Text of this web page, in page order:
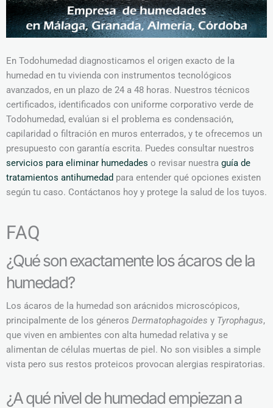
En Todohumedad diagnosticamos el origen exacto de la
humedad en tu vivienda con instrumentos tecnológicos
avanzados, en un plazo de 24 a 48 horas. Nuestros técnicos
certificados, identificados con uniforme corporativo verde de
Todohumedad, evalúan si el problema es condensación,
capilaridad o filtración en muros enterrados, y te ofrecemos un
presupuesto con garantía escrita. Puedes consultar nuestros
servicios para eliminar humedades o revisar nuestra guía de
tratamientos antihumedad para entender qué opciones existen
según tu caso. Contáctanos hoy y protege la salud de los tuyos.
FAQ
¿Qué son exactamente los ácaros de la
humedad?
Los ácaros de la humedad son arácnidos microscópicos,
principalmente de los géneros Dermatophagoides y Tyrophagus,
que viven en ambientes con alta humedad relativa y se
alimentan de células muertas de piel. No son visibles a simple
vista pero sus restos proteicos provocan alergias respiratorias.
¿A qué nivel de humedad empiezan a